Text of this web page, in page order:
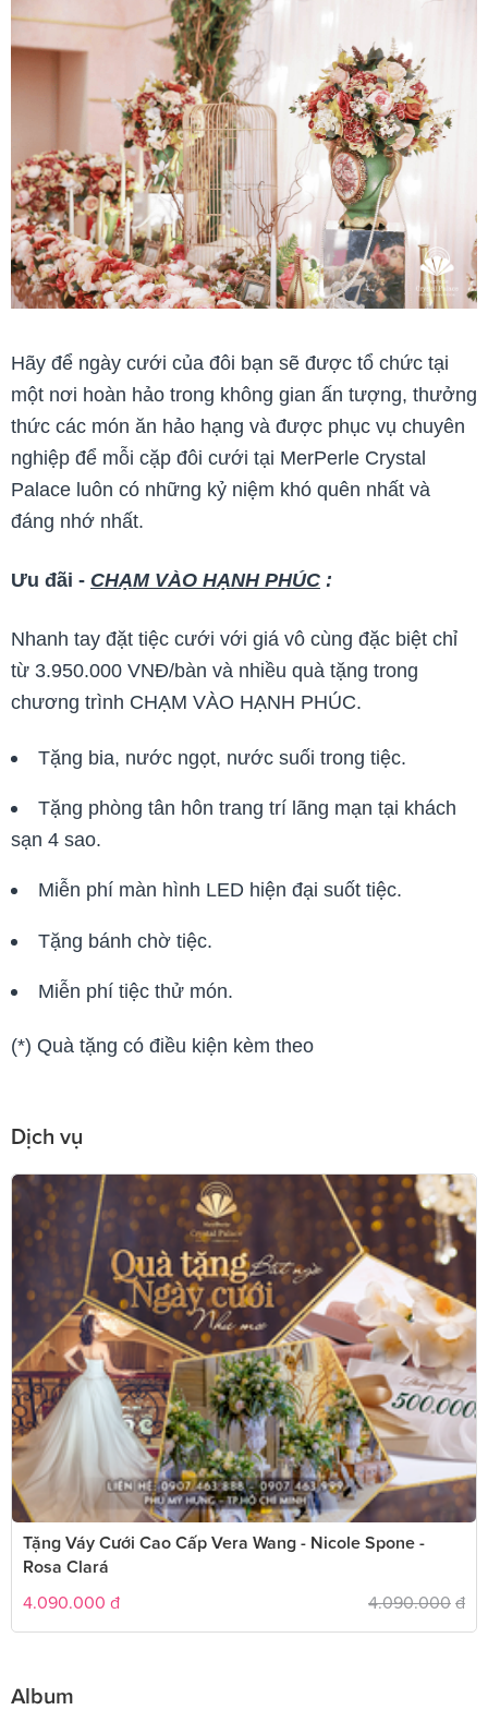
Hãy để ngày cưới của đôi bạn sẽ được tổ chức tại
một nơi hoàn hảo trong không gian ấn tượng, thưởng
thức các món ăn hảo hạng và được phục vụ chuyên
nghiệp để mỗi cặp đôi cưới tại MerPerle Crystal
Palace luôn có những kỷ niệm khó quên nhất và
đáng nhớ nhất.
Ưu đãi - CHẠM VÀO HẠNH PHÚC :
Nhanh tay đặt tiệc cưới với giá vô cùng đặc biệt chỉ
từ 3.950.000 VNĐ/bàn và nhiều quà tặng trong
chương trình CHẠM VÀO HẠNH PHÚC.
Tặng bia, nước ngọt, nước suối trong tiệc.
Tặng phòng tân hôn trang trí lãng mạn tại khách
sạn 4 sao.
Miễn phí màn hình LED hiện đại suốt tiệc.
Tặng bánh chờ tiệc.
Miễn phí tiệc thử món.
(*) Quà tặng có điều kiện kèm theo
Dịch vụ
Tặng Váy Cưới Cao Cấp Vera Wang - Nicole Spone -
Rosa Clará
4.090.000 đ 4.090.000 đ
Album